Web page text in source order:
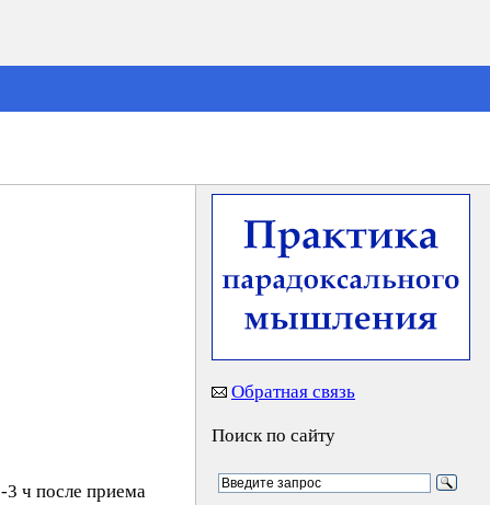
ч после приема
Обратная связь
Поиск по сайту